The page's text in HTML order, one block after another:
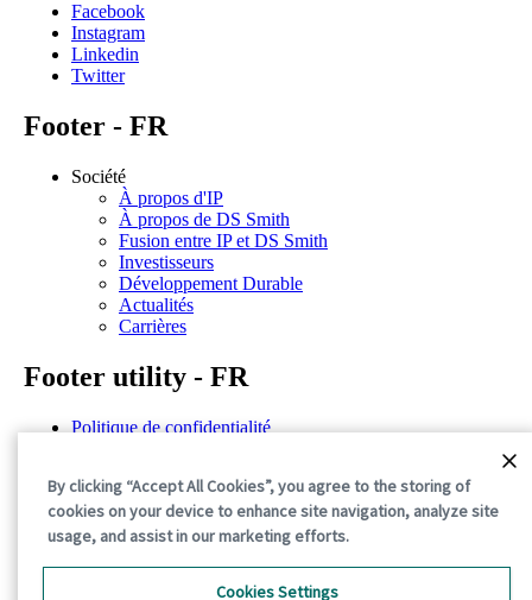
Facebook
Instagram
Linkedin
Twitter
Footer - FR
Société
À propos d'IP
À propos de DS Smith
Fusion entre IP et DS Smith
Investisseurs
Développement Durable
Actualités
Carrières
Footer utility - FR
Politique de confidentialité
Politique de cookies
Conditions générales
By clicking “Accept All Cookies”, you agree to the storing of
cookies on your device to enhance site navigation, analyze site
usage, and assist in our marketing efforts.
Cookies Settings